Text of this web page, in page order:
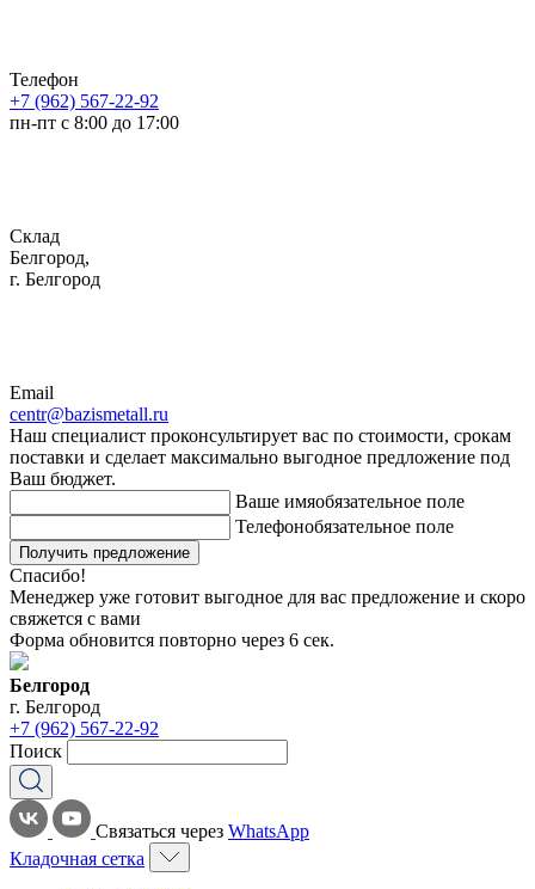
Телефон
+7 (962) 567-22-92
пн-пт с 8:00 до 17:00
Склад
Белгород,
г. Белгород
Email
centr@bazismetall.ru
Наш специалист проконсультирует вас по стоимости, срокам
поставки и сделает максимально выгодное предложение под
Ваш бюджет.
Ваше имяобязательное поле
Телефонобязательное поле
Получить предложение
Спасибо!
Менеджер уже готовит выгодное для вас предложение и скоро
свяжется с вами
Форма обновится повторно через 6 сек.
Белгород
г. Белгород
+7 (962) 567-22-92
Поиск
Связаться через WhatsApp
Кладочная сетка